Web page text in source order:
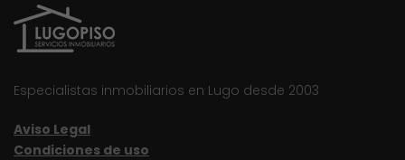
Especialistas inmobiliarios en Lugo desde 2003
Aviso Legal
Condiciones de uso